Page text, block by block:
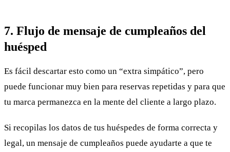
7. Flujo de mensaje de cumpleaños del
huésped
Es fácil descartar esto como un “extra simpático”, pero
puede funcionar muy bien para reservas repetidas y para que
tu marca permanezca en la mente del cliente a largo plazo.
Si recopilas los datos de tus huéspedes de forma correcta y
legal, un mensaje de cumpleaños puede ayudarte a que te